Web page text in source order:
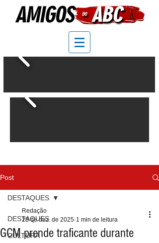
Post
DESTAQUES
CULTURA
DESTAQUES
GCM prende traficante durante
Redação
28 de dez. de 2025 1 min de leitura